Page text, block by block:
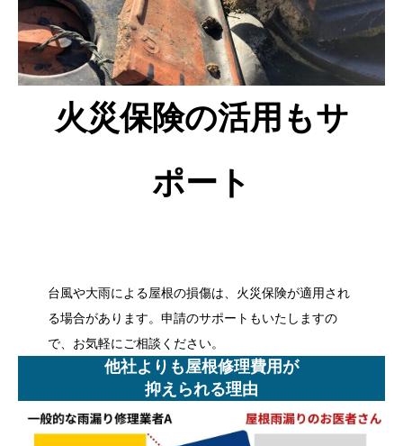
火災保険の活用もサ
ポート
台風や大雨による屋根の損傷は、火災保険が適用され
る場合があります。申請のサポートもいたしますの
で、お気軽にご相談ください。
他社よりも屋根修理費用が
抑えられる理由